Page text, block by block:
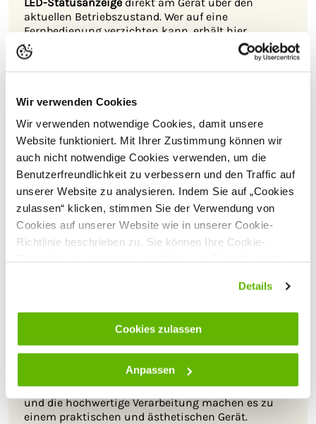
Wir verwenden Cookies
Wir verwenden notwendige Cookies, damit unsere
Website funktioniert. Mit Ihrer Zustimmung können wir
auch nicht notwendige Cookies verwenden, um die
Benutzerfreundlichkeit zu verbessern und den Traffic auf
unserer Website zu analysieren. Indem Sie auf „Cookies
zulassen“ klicken, stimmen Sie der Verwendung von
Cookies auf unserer Website wie in unserer Cookie-
Richtlinie beschrieben zu. Sie können Ihre Cookie-
Details
Cookies zulassen
Anpassen
aktuellen Betriebszustand. Wer auf eine
Fernbedienung verzichten kann, erhält hier
dennoch eine komfortable Steuerung. Die
Fernbedienung und weiteres i Series Zubehör sind
Haltbarkeit:DasMBS2000i
Eindruck. Der Hersteller setzt auf strenge Tests um
eine lange Lebensdauer zu gewährleisten. Auch bei
diesem Gerät gibt es eine7-jährige
Herstellergarantie
*, die die Qualität des Geräts
unterstreicht.
Leistung:Mit10 Joule Entladeenergiebietet das
Gerät eine starke Leistung und passt den Impuls
dank intelligenter Steuerungstechnik
automatisch
an die Zaunbedingungen an. Damit sorgt es für
geschwungenen Formen und den markanten,
schwarz-orangen Farbkontrastauffällt. Das
Akzente, sondern garantiert auch eine hohe
Widerstandsfähigkeit. Die durchdachte Bauweise
und die hochwertige Verarbeitung machen es zu
einem praktischen und ästhetischen Gerät.